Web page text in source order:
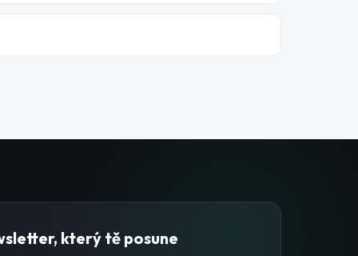
který tě posune